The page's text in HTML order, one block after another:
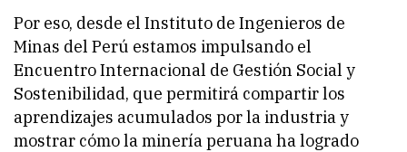
Por eso, desde el Instituto de Ingenieros de
Minas del Perú estamos impulsando el
Encuentro Internacional de Gestión Social y
Sostenibilidad, que permitirá compartir los
aprendizajes acumulados por la industria y
mostrar cómo la minería peruana ha logrado